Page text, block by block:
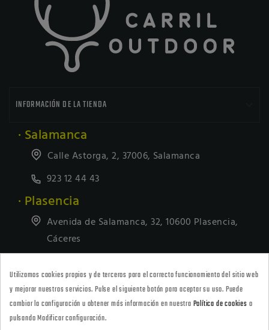
INFORMACIÓN DE LA TIENDA
· Salamanca
Calle Astorga, 2, 37006, Salamanca
923 12 44 43
· Plasencia
Avenida de Salamanca, 32, 10600 Plasencia,
Cáceres
· Tienda Online
marketing@armeriacarril.com
Utilizamos cookies propias y de terceros para el correcto funcionamiento del sitio web
y mejorar nuestros servicios. Pulse el siguiente botón para aceptar su uso. Puede
cambiar la configuración u obtener más información en nuestra Política de cookies o
pulsando Modificar configuración.